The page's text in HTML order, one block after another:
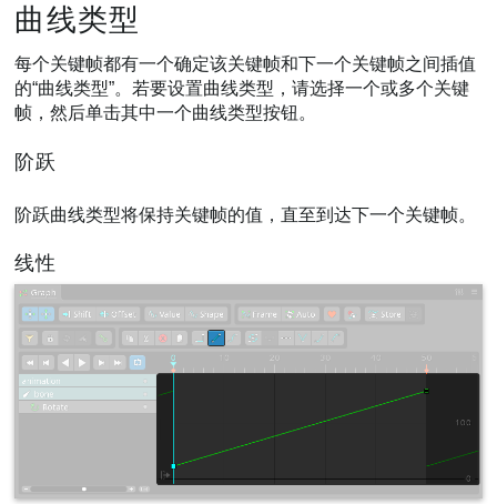
曲线类型
每个关键帧都有一个确定该关键帧和下一个关键帧之间插值
的“曲线类型”。若要设置曲线类型，请选择一个或多个关键
帧，然后单击其中一个曲线类型按钮。
阶跃
阶跃曲线类型将保持关键帧的值，直至到达下一个关键帧。
线性